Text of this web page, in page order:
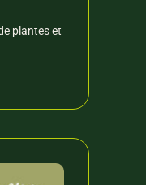
plantes et